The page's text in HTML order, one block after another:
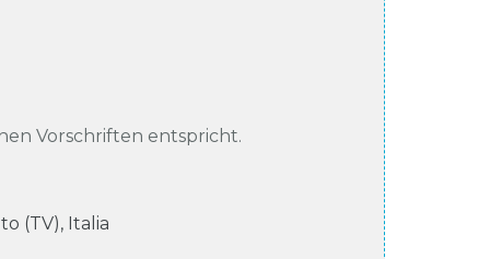
Vorschriften entspricht.
(TV), Italia